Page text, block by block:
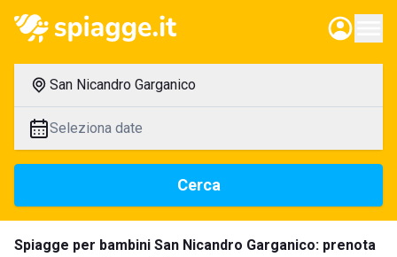
San Nicandro Garganico
Seleziona date
Cerca
Spiagge per bambini San Nicandro Garganico: prenota